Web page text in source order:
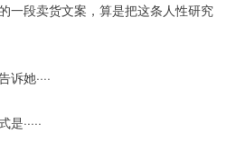
一段卖货文案，算是把这条人性研究
她····
·····